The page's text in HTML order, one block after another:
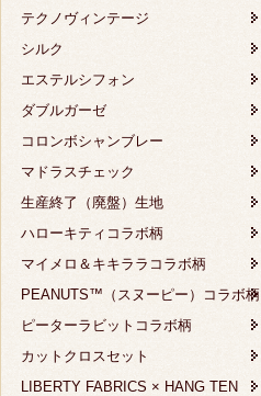
テクノヴィンテージ
シルク
エステルシフォン
ダブルガーゼ
コロンボシャンブレー
マドラスチェック
生産終了（廃盤）生地
ハローキティコラボ柄
マイメロ＆キキララコラボ柄
PEANUTS™（スヌーピー）コラボ柄
ピーターラビットコラボ柄
カットクロスセット
LIBERTY FABRICS × HANG TEN